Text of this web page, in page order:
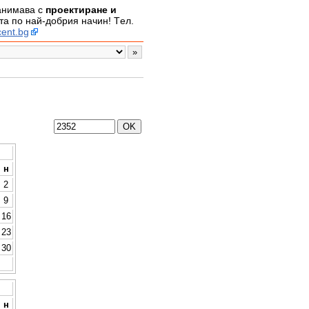
с проектиране и
по най-добрия начин! Tел.
н
2
9
16
23
30
н